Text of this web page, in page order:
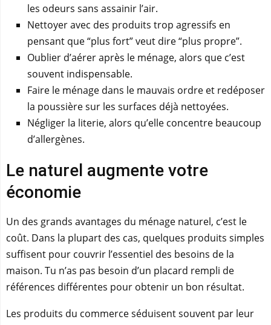
les odeurs sans assainir l’air.
Nettoyer avec des produits trop agressifs en
pensant que “plus fort” veut dire “plus propre”.
Oublier d’aérer après le ménage, alors que c’est
souvent indispensable.
Faire le ménage dans le mauvais ordre et redéposer
la poussière sur les surfaces déjà nettoyées.
Négliger la literie, alors qu’elle concentre beaucoup
d’allergènes.
Le naturel augmente votre
économie
Un des grands avantages du ménage naturel, c’est le
coût. Dans la plupart des cas, quelques produits simples
suffisent pour couvrir l’essentiel des besoins de la
maison. Tu n’as pas besoin d’un placard rempli de
références différentes pour obtenir un bon résultat.
Les produits du commerce séduisent souvent par leur